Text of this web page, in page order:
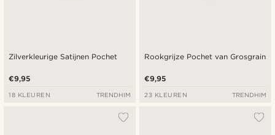
Zilverkleurige Satijnen Pochet
€9,95
18 KLEUREN TRENDHIM
Rookgrijze Pochet van Grosgrain
€9,95
23 KLEUREN TRENDHIM